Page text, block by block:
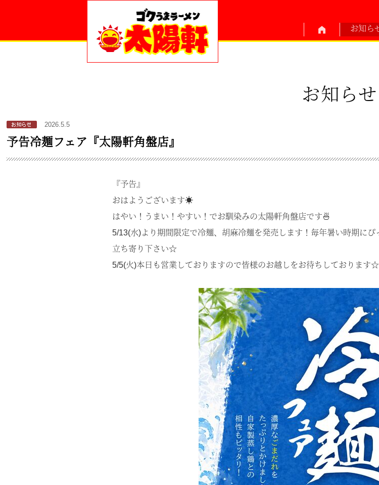
お知ら
お知らせ
2026.5.5
予告冷麺フェア『太陽軒角盤店』
『予告』
おはようございます☀
はやい！うまい！やすい！でお馴染みの太陽軒角盤店です🍜
5/13(水)より期間限定で冷麺、胡麻冷麺を発売します！毎年暑い時期に
立ち寄り下さい☆
5/5(火)本日も営業しておりますので皆様のお越しをお待ちしております☆